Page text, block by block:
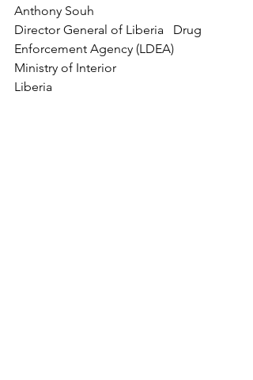
Anthony Souh
Director General of Liberia   Drug
Enforcement Agency (LDEA)
Ministry of Interior
Liberia